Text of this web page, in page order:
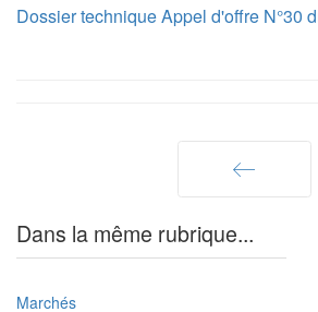
Dossier technique Appel d'offre N°30
Dans la même rubrique...
Marchés